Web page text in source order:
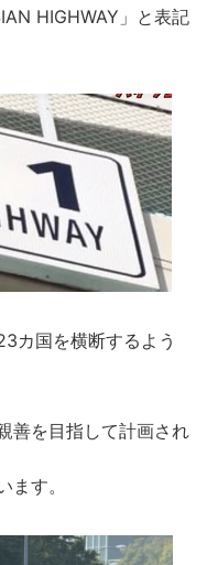
HIGHWAY」と表記
カ国を横断するよう
善を目指して計画され
す。